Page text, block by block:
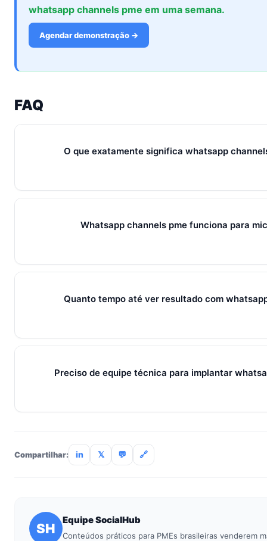
whatsapp channels pme em uma semana.
Agendar demonstração →
FAQ
O que exatamente significa whatsapp
Em 2026, whatsapp channels pme representa o conjunto de
fluxo único. Em PMEs brasileiras, gira sempre em torno de
Whatsapp channels pme funciona para
Sim — e quanto antes melhor. Implantar whatsapp channels
grátis sem cartão.Quanto tempo até ver resultado com
Métricas de processo (tempo de resposta, follow-up)
Preciso de equipe técnica para implantar
Compartilhar: in 𝕏 💬 🔗
SH
Equipe SocialHub
Conteúdos práticos para PMEs brasileiras venderem